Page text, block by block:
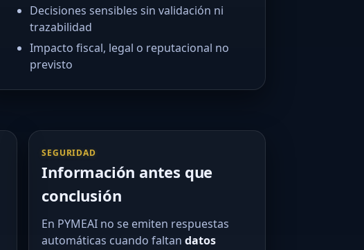
Decisiones sensibles sin validación ni
trazabilidad
Impacto fiscal, legal o reputacional no
previsto
SEGURIDAD
Información antes que
conclusión
En PYMEAI no se emiten respuestas
automáticas cuando faltandatos